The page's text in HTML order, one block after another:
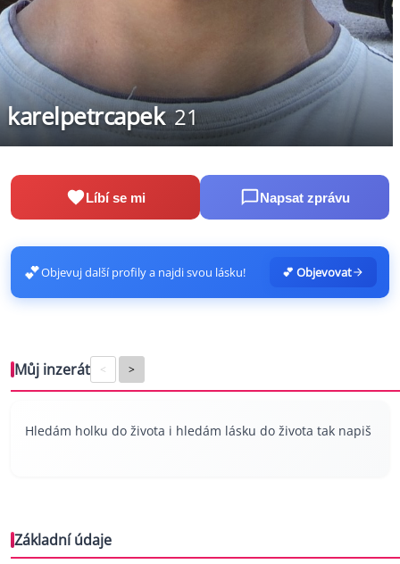
karelpetrcapek 21
Líbí se mi Napsat zprávu
💕Objevuj další profily a najdi svou lásku! 💕 Objevovat
Můj inzerát < >
Hledám holku do života i hledám lásku do života tak napiš
Základní údaje